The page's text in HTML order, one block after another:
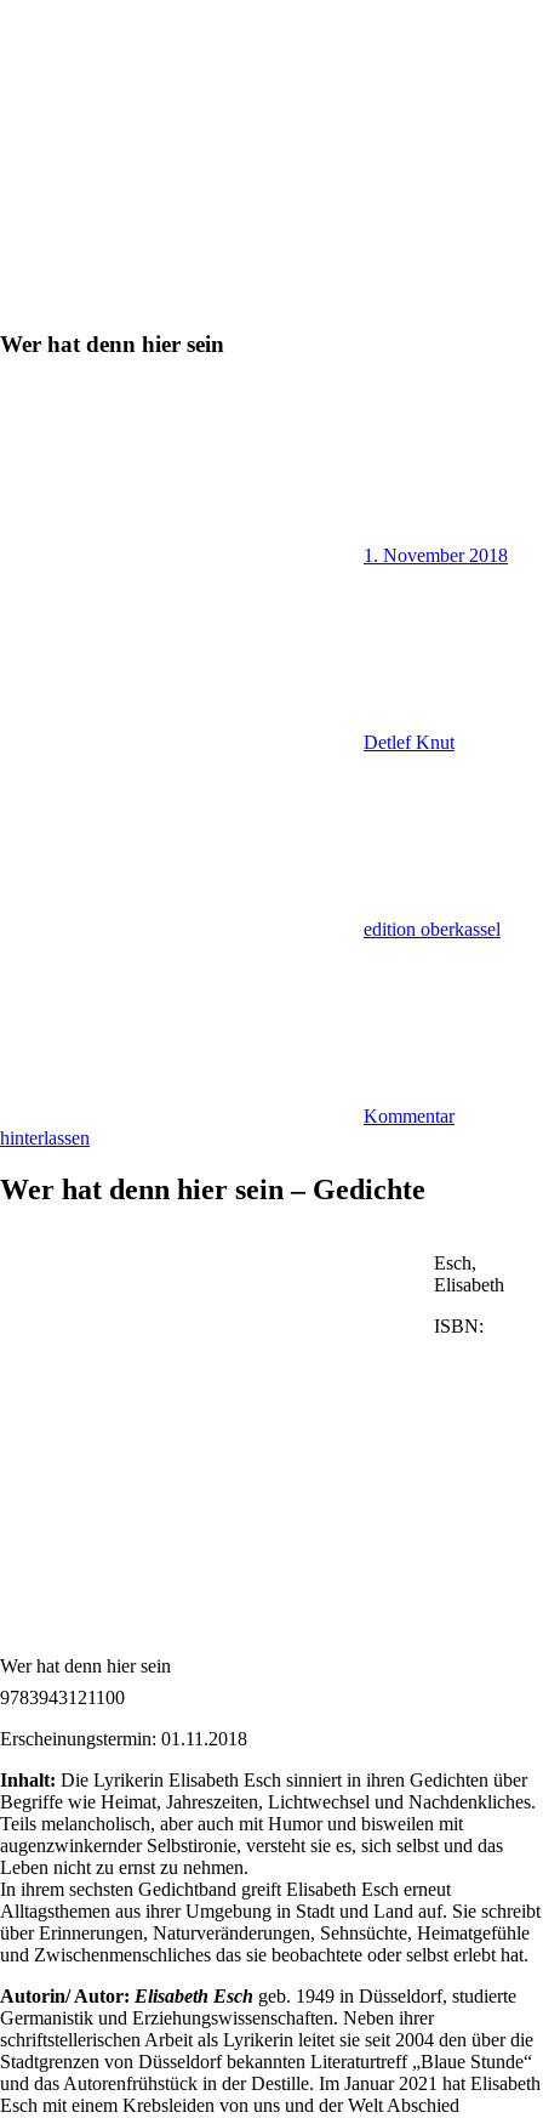
Wer hat denn hier sein
1. November 2018
Detlef Knut
edition oberkassel
Kommentar
hinterlassen
Wer hat denn hier sein – Gedichte
Wer hat denn hier sein
Esch,
Elisabeth
ISBN:
9783943121100
Erscheinungstermin: 01.11.2018
Inhalt: Die Lyrikerin Elisabeth Esch sinniert in ihren Gedichten über
Begriffe wie Heimat, Jahreszeiten, Lichtwechsel und Nachdenkliches.
Teils melancholisch, aber auch mit Humor und bisweilen mit
augenzwinkernder Selbstironie, versteht sie es, sich selbst und das
Leben nicht zu ernst zu nehmen.
In ihrem sechsten Gedichtband greift Elisabeth Esch erneut
Alltagsthemen aus ihrer Umgebung in Stadt und Land auf. Sie schreibt
über Erinnerungen, Naturveränderungen, Sehnsüchte, Heimatgefühle
und Zwischenmenschliches das sie beobachtete oder selbst erlebt hat.
Autorin/ Autor: Elisabeth Esch geb. 1949 in Düsseldorf, studierte
Germanistik und Erziehungswissenschaften. Neben ihrer
schriftstellerischen Arbeit als Lyrikerin leitet sie seit 2004 den über die
Stadtgrenzen von Düsseldorf bekannten Literaturtreff „Blaue Stunde“
und das Autorenfrühstück in der Destille. Im Januar 2021 hat Elisabeth
Esch mit einem Krebsleiden von uns und der Welt Abschied